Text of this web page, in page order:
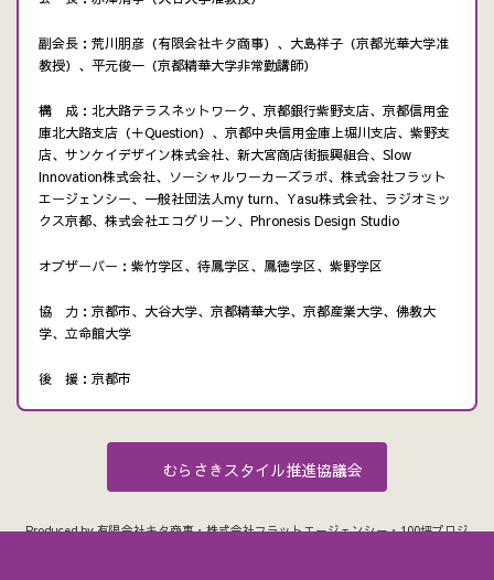
副会長：荒川朋彦（有限会社キタ商事）、大島祥子（京都光華大学准
教授）、平元俊一（京都精華大学非常勤講師）
構 成：北大路テラスネットワーク、京都銀行紫野支店、京都信用金
庫北大路支店（＋Question）、京都中央信用金庫上堀川支店、紫野支
店、サンケイデザイン株式会社、新大宮商店街振興組合、Slow
Innovation株式会社、ソーシャルワーカーズラボ、株式会社フラット
エージェンシー、一般社団法人my turn、Yasu株式会社、ラジオミッ
クス京都、株式会社エコグリーン、Phronesis Design Studio
オブザーバー：紫竹学区、待鳳学区、鳳徳学区、紫野学区
協 力：京都市、大谷大学、京都精華大学、京都産業大学、佛教大
学、立命館大学
後 援：京都市
むらさきスタイル推進協議会
Produced by 有限会社キタ商事・株式会社フラットエージェンシー・100坪プロジ